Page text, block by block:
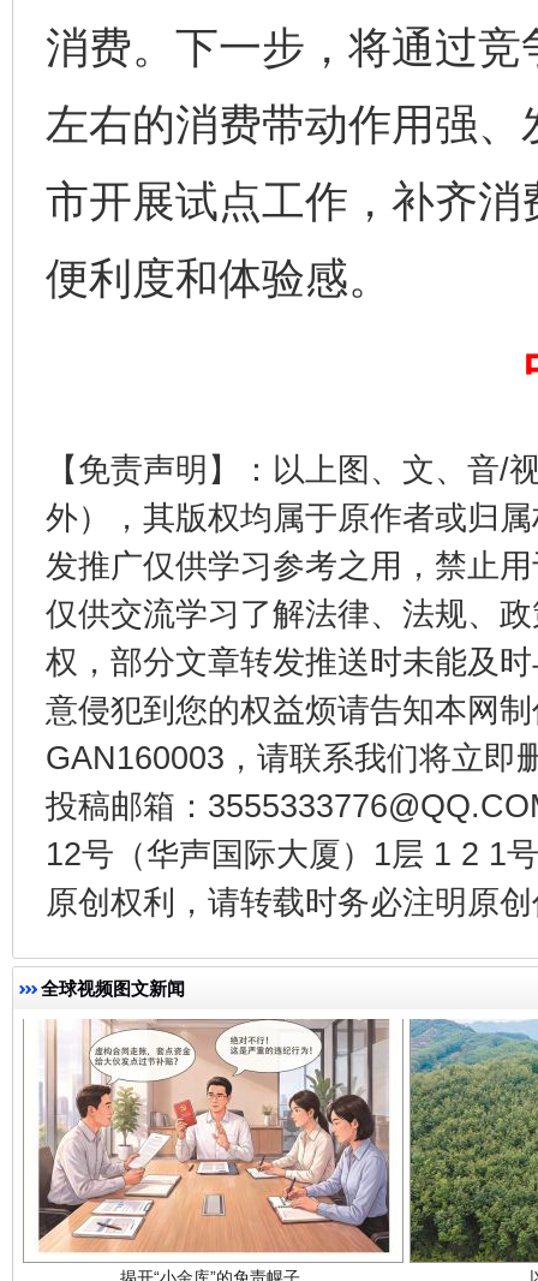
消费。下一步，将通过
左右的消费带动作用强
市开展试点工作，补齐
便利度和体验感。
【免责声明】：以上图、文、音/
外），其版权均属于原作者或归
发推广仅供学习参考之用，禁止
仅供交流学习了解法律、法规、
权，部分文章转发推送时未能及
意侵犯到您的权益烦请告知本网
GAN160003，请联系我们将立即
投稿邮箱：
12号（华声国际大厦）1层 1 2 1
原创权利，请转载时务必注明原
全球视频图文新闻
东山县通报“牛蛙产品抗生素超标问题” 法
千年窑火 生生不息
揭开“小金库”的免责幌子